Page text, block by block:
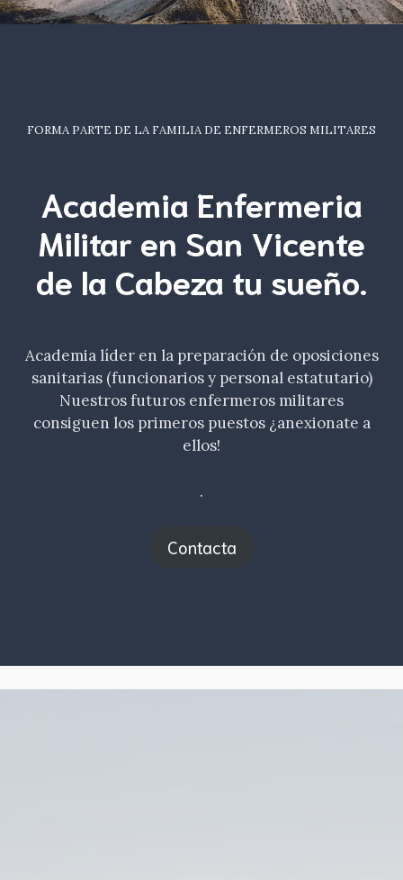
FORMA PARTE DE LA FAMILIA DE ENFERMEROS MILITARES
Academia Enfermeria
Militar en San Vicente
de la Cabeza tu sueño.
Academia líder en la preparación de oposiciones
sanitarias (funcionarios y personal estatutario)
Nuestros futuros enfermeros militares
consiguen los primeros puestos ¿anexionate a
ellos!
.
Contacta